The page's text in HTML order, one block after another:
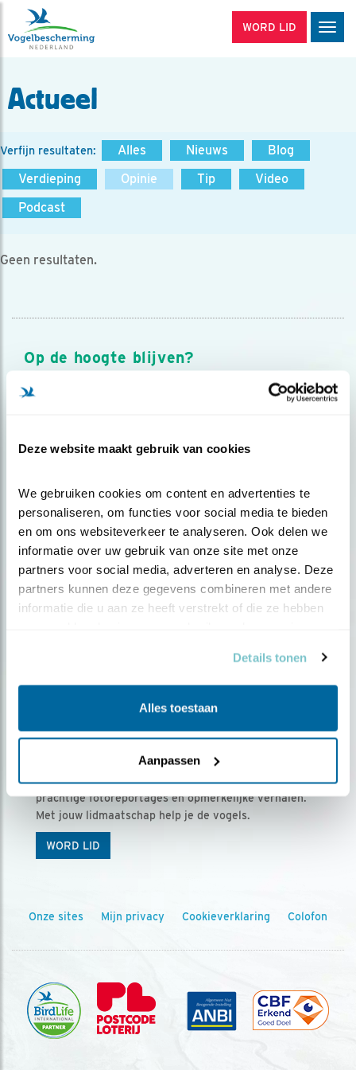
Deze website maakt gebruik van cookies
We gebruiken cookies om content en advertenties te
personaliseren, om functies voor social media te bieden
en om ons websiteverkeer te analyseren. Ook delen we
informatie over uw gebruik van onze site met onze
partners voor social media, adverteren en analyse. Deze
partners kunnen deze gegevens combineren met andere
informatie die u aan ze heeft verstrekt of die ze hebben
Details tonen
Alles toestaan
Aanpassen
WORD LID
Actueel
Verfijn resultaten: Alles Nieuws
Blog
Verdieping
Opinie Tip
Video
Podcast
Geen resultaten.
Op de hoogte blijven?
Meld je aan en ontvang nieuws, inspiratie, acties en tips
over vogels en activiteiten van Vogelbescherming.
Ontvang 5 x Vogels voor € 36,00 per jaar
Vogels is het tijdschrift voor onze leden, met
prachtige fotoreportages en opmerkelijke verhalen.
Met jouw lidmaatschap help je de vogels.
WORD LID
Onze sites Mijn privacy Cookieverklaring Colofon